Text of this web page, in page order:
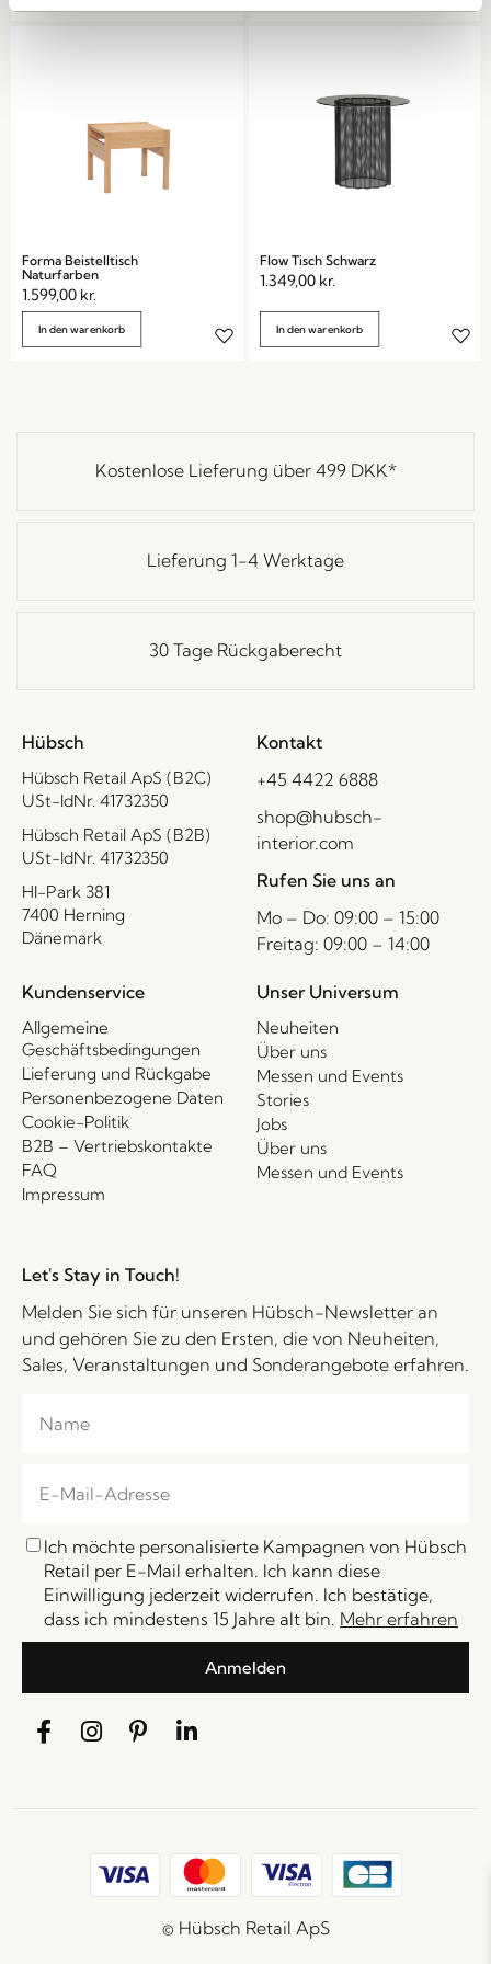
Forma Beistelltisch
Naturfarben
1.599,00 kr.
In den warenkorb
Flow Tisch Schwarz
1.349,00 kr.
In den warenkorb
Kostenlose Lieferung über 499 DKK*
Lieferung 1-4 Werktage
30 Tage Rückgaberecht
Hübsch
Hübsch Retail ApS (B2C)
USt-IdNr. 41732350
Hübsch Retail ApS (B2B)
USt-IdNr. 41732350
HI-Park 381
7400 Herning
Dänemark
Kontakt
+45 4422 6888
shop@hubsch-
interior.com
Rufen Sie uns an
Mo – Do: 09:00 – 15:00
Freitag: 09:00 – 14:00
Kundenservice
Allgemeine
Geschäftsbedingungen
Lieferung und Rückgabe
Personenbezogene Daten
Cookie-Politik
B2B – Vertriebskontakte
FAQ
Impressum
Unser Universum
Neuheiten
Über uns
Messen und Events
Stories
Jobs
Über uns
Messen und Events
Let's Stay in Touch!
Melden Sie sich für unseren Hübsch-Newsletter an
und gehören Sie zu den Ersten, die von Neuheiten,
Sales, Veranstaltungen und Sonderangebote erfahren.
Ich möchte personalisierte Kampagnen von Hübsch
Retail per E-Mail erhalten. Ich kann diese
Einwilligung jederzeit widerrufen. Ich bestätige,
dass ich mindestens 15 Jahre alt bin. Mehr erfahren
Anmelden
© Hübsch Retail ApS